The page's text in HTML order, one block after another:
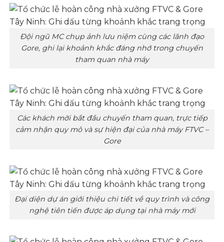
Đội ngũ MC chụp ảnh lưu niệm cùng các lãnh đạo
Gore, ghi lại khoảnh khắc đáng nhớ trong chuyến
tham quan nhà máy
Các khách mời bắt đầu chuyến tham quan, trực tiếp
cảm nhận quy mô và sự hiện đại của nhà máy FTVC –
Gore
Đại diện dự án giới thiệu chi tiết về quy trình và công
nghệ tiên tiến được áp dụng tại nhà máy mới